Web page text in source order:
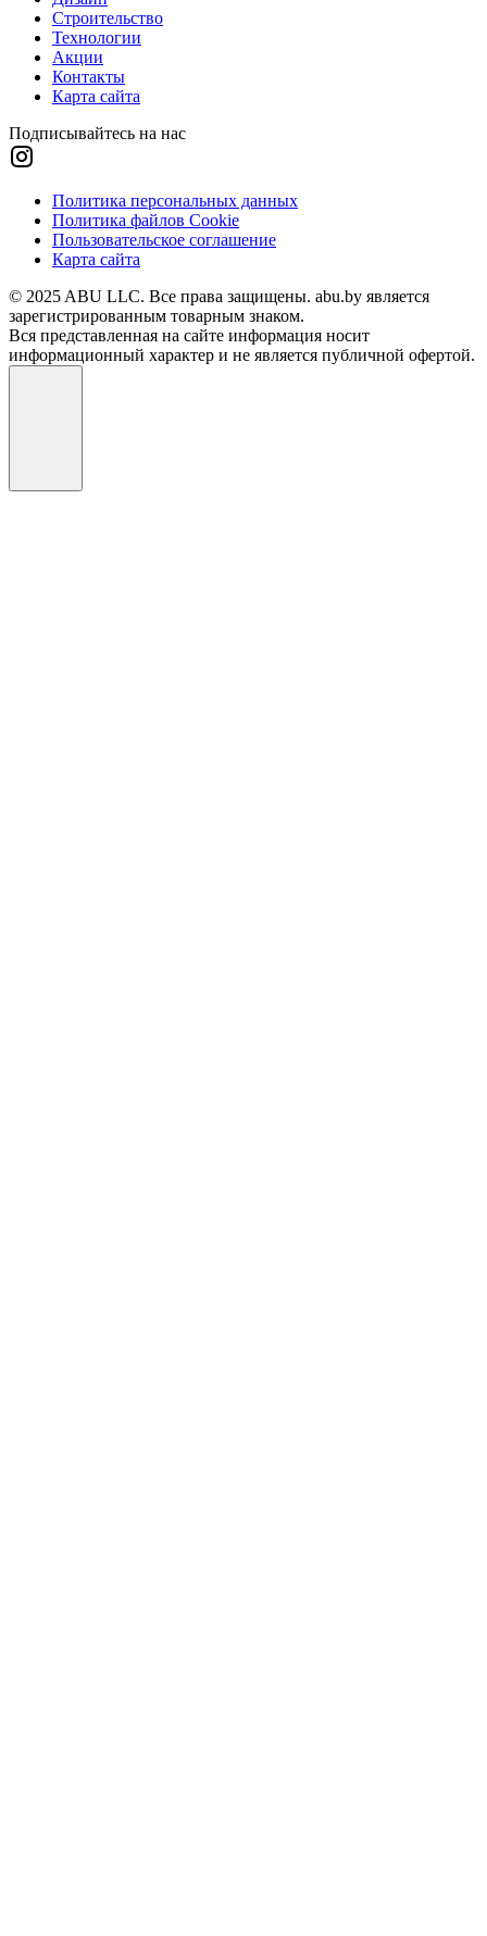
Строительство
Технологии
Акции
Контакты
Карта сайта
Подписывайтесь на нас
Политика персональных данных
Политика файлов Cookie
Пользовательское соглашение
Карта сайта
© 2025 ABU LLC. Все права защищены. abu.by является
зарегистрированным товарным знаком.
Вся представленная на сайте информация носит
информационный характер и не является публичной офертой.